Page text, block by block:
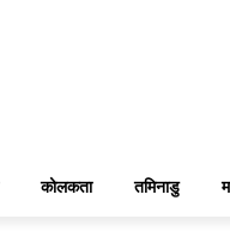
कोलकता तमिनाडु